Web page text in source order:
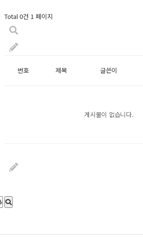
Total 0건 1 페이지
번호 제목 글쓴이
게시물이 없습니다.